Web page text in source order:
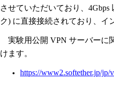
させていただいており、
ク) に直接接続されており、イ
実験用公開 VPN サーバーに
けます。
https://www2.softether.jp/jp/